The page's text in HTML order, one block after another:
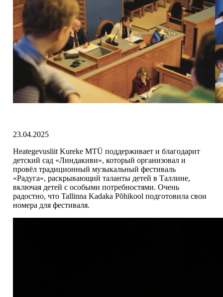
23.04.2025
Heategevusliit Kureke MTÜ поддерживает и благодарит
детский сад «Линдакиви», который организовал и
провёл традиционный музыкальный фестиваль
«Радуга», раскрывающий таланты детей в Таллине,
включая детей с особыми потребностями. Очень
радостно, что Tallinna Kadaka Põhikool подготовила свои
номера для фестиваля.